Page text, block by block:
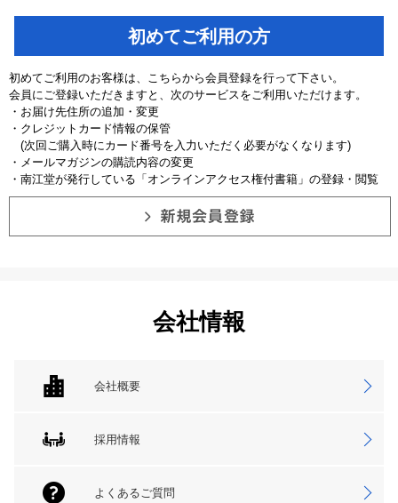
初めてご利用の方
初めてご利用のお客様は、こちらから会員登録を行って下さい。
会員にご登録いただきますと、次のサービスをご利用いただけます。
・お届け先住所の追加・変更
・クレジットカード情報の保管
(次回ご購入時にカード番号を入力いただく必要がなくなります)
・メールマガジンの購読内容の変更
・南江堂が発行している「オンラインアクセス権付書籍」の登録・閲覧
会社情報
会社概要
採用情報
よくあるご質問